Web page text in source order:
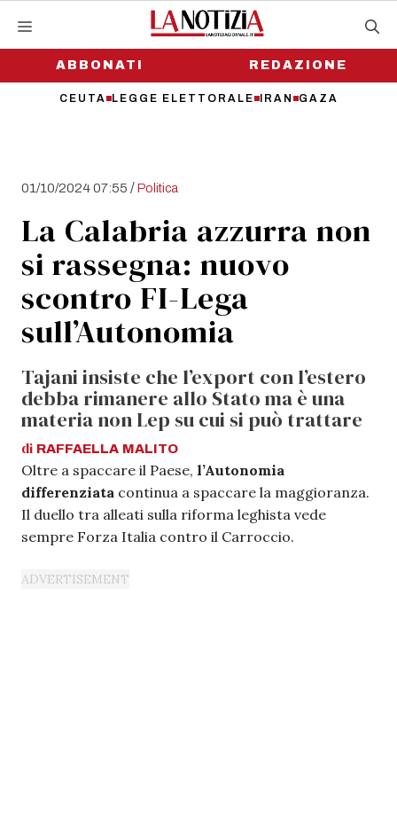
contenutoABBONATI
CEUTA LEGGE ELETTORALE IRAN GAZA
REDAZIONE
01/10/2024 07:55 /Politica
La Calabria azzurra non
si rassegna: nuovo
scontro FI-Lega
sull’Autonomia
Tajani insiste che l’export con l’estero
debba rimanere allo Stato ma è una
materia non Lep su cui si può trattare
di RAFFAELLA MALITO
Oltre a spaccare il Paese, l’Autonomia
differenziata continua a spaccare la maggioranza.
Il duello tra alleati sulla riforma leghista vede
sempre Forza Italia contro il Carroccio.